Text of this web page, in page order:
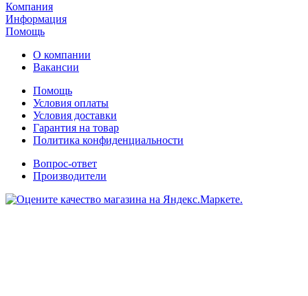
Компания
Информация
Помощь
О компании
Вакансии
Помощь
Условия оплаты
Условия доставки
Гарантия на товар
Политика конфиденциальности
Вопрос-ответ
Производители